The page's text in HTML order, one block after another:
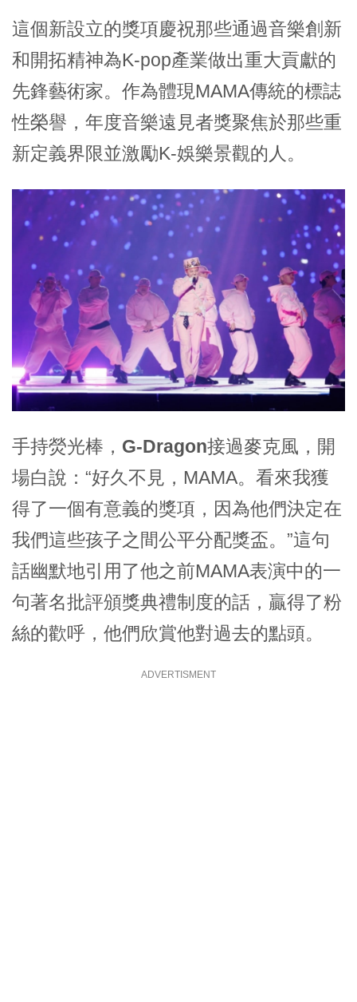
這個新設立的獎項慶祝那些通過音樂創新
和開拓精神為K-pop產業做出重大貢獻的
先鋒藝術家。作為體現MAMA傳統的標誌
性榮譽， 年度音樂遠見者獎聚焦於那些重
新定義界限並激勵K-娛樂景觀的人。
手持熒光棒， G-Dragon接過麥克風，開
場白說：“好久不見，MAMA。看來我獲
得了一個有意義的獎項，因為他們決定在
我們這些孩子之間公平分配獎盃。”這句
話幽默地引用了他之前MAMA表演中的一
句著名批評頒獎典禮制度的話，贏得了粉
絲的歡呼，他們欣賞他對過去的點頭。
ADVERTISMENT